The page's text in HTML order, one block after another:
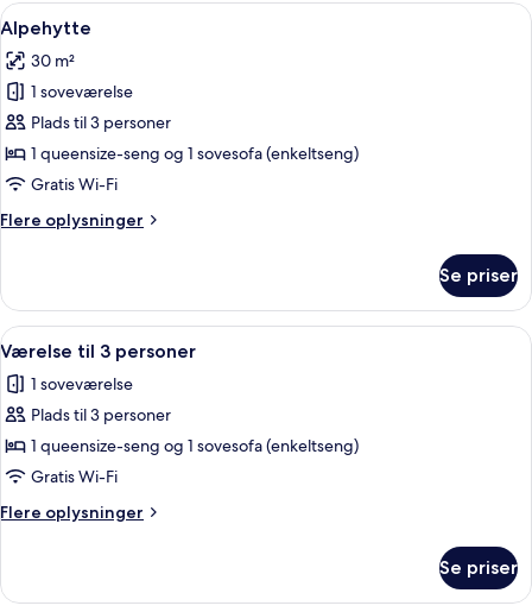
Indlæs
alle
billeder
af
Alpehytte
Et moderne hotelværelse med en
7
Alpehytte
30 m²
1 soveværelse
Plads til 3 personer
1 queensize-seng og 1 sovesofa (enkeltseng)
Gratis Wi-Fi
Flere oplysninger
Flere
Se priser
Indlæs
alle
billeder
af
Værelse
til
3
personer
Et moderne hotelværelse med en
7
Værelse til 3 personer
1 soveværelse
Plads til 3 personer
1 queensize-seng og 1 sovesofa (enkeltseng)
Gratis Wi-Fi
Flere oplysninger
Flere
til
Se priser